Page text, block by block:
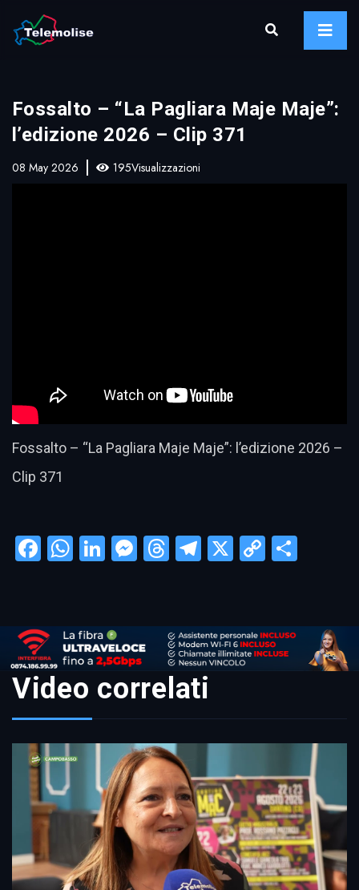
Fossalto – “La Pagliara Maje Maje”:
l’edizione 2026 – Clip 371
08 May 2026 195Visualizzazioni
Fossalto – “La Pagliara Maje Maje”: l’edizione 2026 –
Clip 371
Facebook
WhatsApp
LinkedIn
Messenger
Threads
Telegram
X
Copy
Video correlati